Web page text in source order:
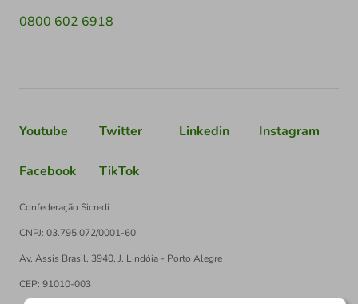
0800 602 6918
Youtube Twitter Linkedin Instagram
Facebook TikTok
Confederação Sicredi
CNPJ: 03.795.072/0001-60
Av. Assis Brasil, 3940, J. Lindóia - Porto Alegre
CEP: 91010-003